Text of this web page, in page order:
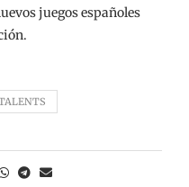
juegos españoles